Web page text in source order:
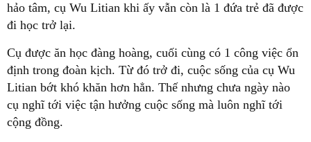
hảo tâm, cụ Wu Litian khi ấy vẫn còn là 1 đứa trẻ đã được
đi học trở lại.
Cụ được ăn học đàng hoàng, cuối cùng có 1 công việc ổn
định trong đoàn kịch. Từ đó trở đi, cuộc sống của cụ Wu
Litian bớt khó khăn hơn hẳn. Thế nhưng chưa ngày nào
cụ nghĩ tới việc tận hưởng cuộc sống mà luôn nghĩ tới
cộng đồng.